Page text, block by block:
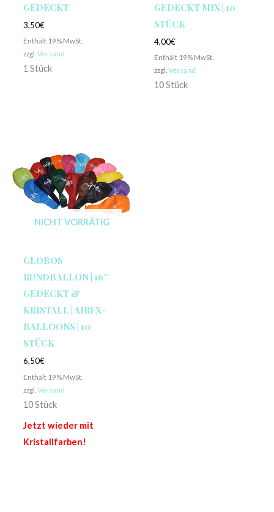
GEDECKT
3,50€
Enthält 19% MwSt.
zzgl. Versand
1 Stück
GEDECKT MIX | 10
STÜCK
4,00€
Enthält 19% MwSt.
zzgl. Versand
10 Stück
NICHT VORRÄTIG
GLOBOS
RUNDBALLON | 16″
GEDECKT &
KRISTALL | AIRFX-
BALLOONS | 10
STÜCK
6,50€
Enthält 19% MwSt.
zzgl. Versand
10 Stück
Jetzt wieder mit
Kristallfarben!